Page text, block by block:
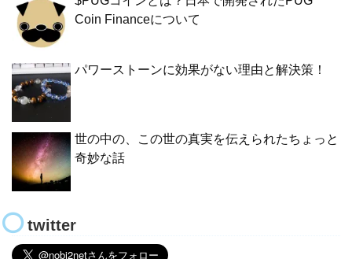
Coin Financeについて
パワーストーンに効果がない理由と解決策！
世の中の、この世の真実を伝えられたちょっと
奇妙な話
twitter